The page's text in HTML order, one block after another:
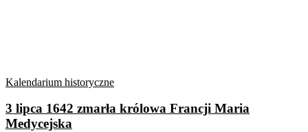
Kalendarium historyczne
3 lipca 1642 zmarła królowa Francji Maria
Medycejska